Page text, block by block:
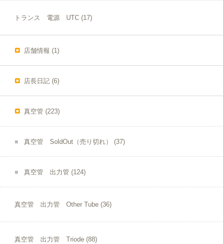
トランス 電源 UTC (17)
店舗情報 (1)
店長日記 (6)
真空管 (223)
真空管 SoldOut（売り切れ） (37)
真空管 出力管 (124)
真空管 出力管 Other Tube (36)
真空管 出力管 Triode (88)